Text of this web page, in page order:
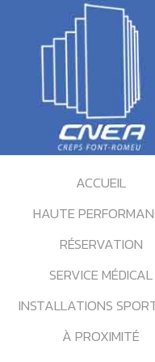
ACCUEIL
HAUTE
RÉSERVATION
SERVICE MÉDICAL
INSTALLATIONS
À PROXIMITÉ